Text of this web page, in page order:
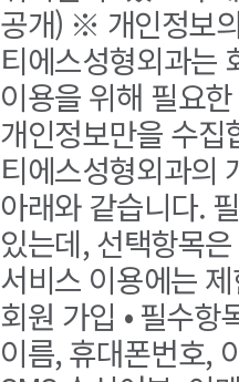
공개) ※ 개인정보
티에스성형외과는
이용을 위해 필요
개인정보만을 수집
티에스성형외과의
아래와 같습니다.
있는데, 선택항목
서비스 이용에는
회원 가입 • 필수항
이름, 휴대폰번호,